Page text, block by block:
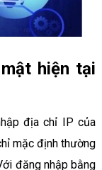
hiện tại
địa chỉ IP của
mặc định thường
đăng nhập bằng